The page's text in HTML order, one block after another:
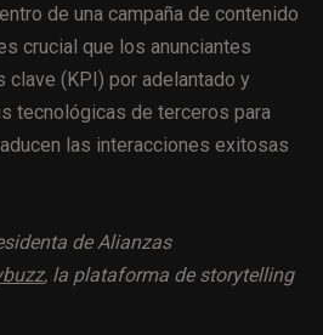
de una campaña de contenido
crucial que los anunciantes
clave (KPI) por adelantado y
tecnológicas de terceros para
las interacciones exitosas
de Alianzas
, la plataforma de storytelling